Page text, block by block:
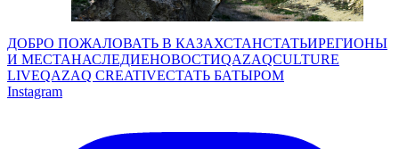
ДОБРО ПОЖАЛОВАТЬ В КАЗАХСТАНСТАТЬИРЕГИОНЫ
И МЕСТАНАСЛЕДИЕНОВОСТИQAZAQCULTURE
LIVEQAZAQ CREATIVEСТАТЬ БАТЫРОМ
Instagram